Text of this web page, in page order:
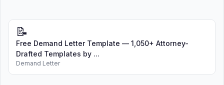
📝
Free Demand Letter Template — 1,050+ Attorney-
Drafted Templates by ...
Demand Letter